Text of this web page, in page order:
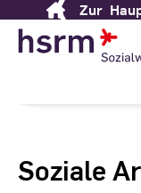
Content
Zur
Soziale
Sie